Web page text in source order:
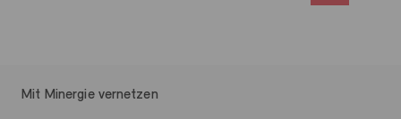
Mit Minergie vernetzen